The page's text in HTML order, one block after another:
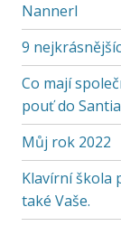
Nannerl
9
Co mají
pouť do
Můj rok 2022
Klavírní škola
také Vaše.